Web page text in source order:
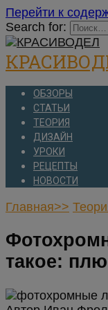
Перейти к
Search for:
ОБЗОРЫ
СТАТЬИ
ТЕОРИЯ
ДИЗАЙН
УРОКИ
РЕЦЕПТЫ
НОВОСТИ
Главная>>
такое: